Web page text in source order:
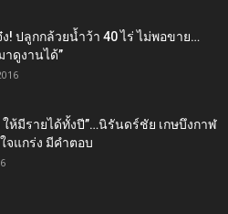
! ปลูกกล้วยน้ำว้า 40 ไร่ ไม่พอขาย…
าดูงานได้”‬
ให้มีรายได้ทั้งปี”…นิรันดร์ชัย เกษบึงกาฬ
จแกร่ง มีคำตอบ